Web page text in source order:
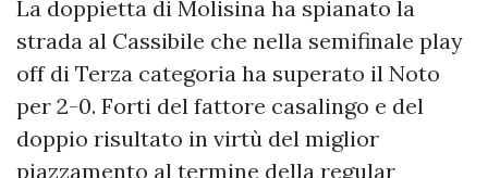
La doppietta di Molisina ha spianato la
strada al Cassibile che nella semifinale play
off di Terza categoria ha superato il Noto
per 2-0. Forti del fattore casalingo e del
doppio risultato in virtù del miglior
piazzamento al termine della regular